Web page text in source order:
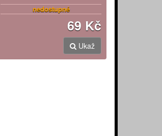
nedostupné
69 Kč
Ukaž